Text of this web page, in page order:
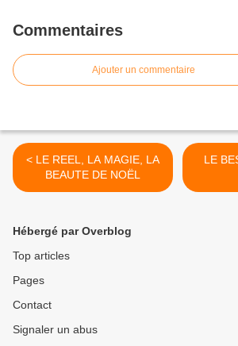
Commentaires
Ajouter un commentaire
< LE REEL, LA MAGIE, LA
BEAUTE DE NOËL
Hébergé par Overblog
Top articles
Pages
Contact
Signaler un abus